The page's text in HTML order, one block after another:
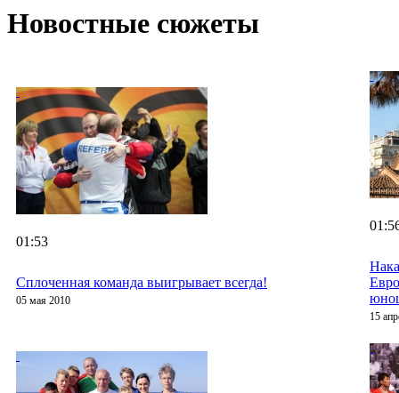
Новостные сюжеты
01:53
Сплоченная команда выигрывает всегда!
05 мая 2010
15